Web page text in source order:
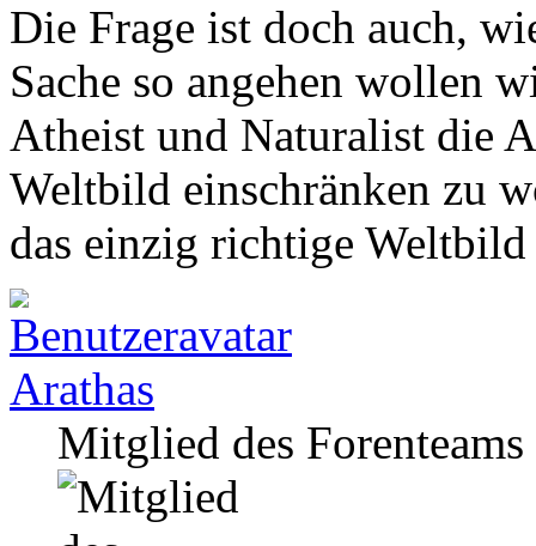
Die Frage ist doch auch,
Sache so angehen wollen
Atheist und Naturalist die
Weltbild einschränken zu
das einzig richtige Weltbild
Arathas
Mitglied des Forenteams